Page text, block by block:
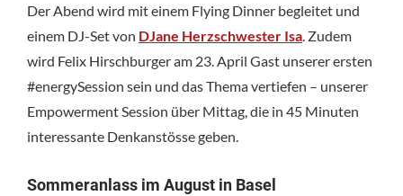
Der Abend wird mit einem Flying Dinner begleitet und
einem DJ-Set von DJane Herzschwester Isa. Zudem
wird Felix Hirschburger am 23. April Gast unserer ersten
#energySession sein und das Thema vertiefen – unserer
Empowerment Session über Mittag, die in 45 Minuten
interessante Denkanstösse geben.
Sommeranlass im August in Basel